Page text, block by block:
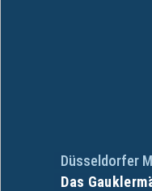
Düsseldorfer
Das